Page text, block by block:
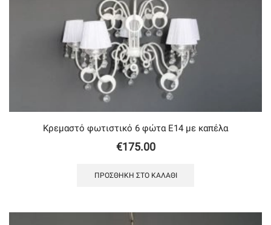
Κρεμαστό φωτιστικό 6 φώτα Ε14 με καπέλα
€175.00
ΠΡΟΣΘΉΚΗ ΣΤΟ ΚΑΛΆΘΙ